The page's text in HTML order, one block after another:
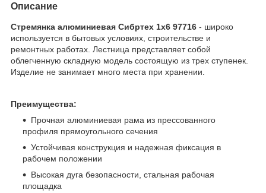
Описание
Стремянка алюминиевая Сибртех 1х6 97716 - широко
используется в бытовых условиях, строительстве и
ремонтных работах. Лестница представляет собой
облегченную складную модель состоящую из трех ступенек.
Изделие не занимает много места при хранении.
Преимущества:
Прочная алюминиевая рама из прессованного
профиля прямоугольного сечения
Устойчивая конструкция и надежная фиксация в
рабочем положении
Высокая дуга безопасности, стальная рабочая
площадка